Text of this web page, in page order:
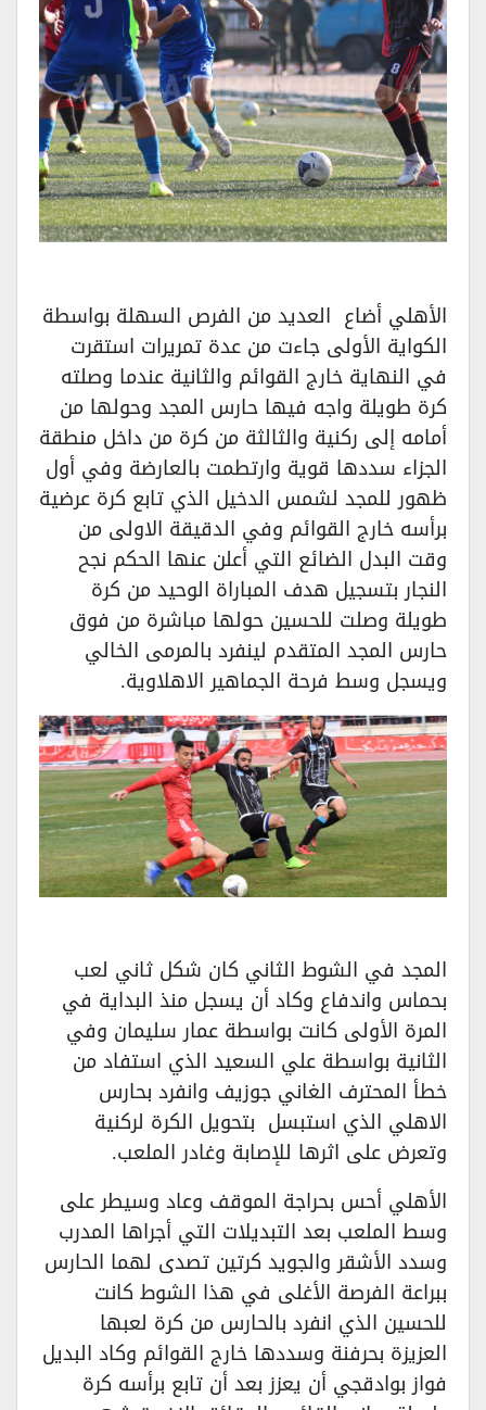
الأهلي أضاع العديد من الفرص السهلة بواسطة
الكواية الأولى جاءت من عدة تمريرات استقرت
في النهاية خارج القوائم والثانية عندما وصلته
كرة طويلة واجه فيها حارس المجد وحولها من
أمامه إلى ركنية والثالثة من كرة من داخل منطقة
الجزاء سددها قوية وارتطمت بالعارضة وفي أول
ظهور للمجد لشمس الدخيل الذي تابع كرة عرضية
برأسه خارج القوائم وفي الدقيقة الاولى من
وقت البدل الضائع التي أعلن عنها الحكم نجح
النجار بتسجيل هدف المباراة الوحيد من كرة
طويلة وصلت للحسين حولها مباشرة من فوق
حارس المجد المتقدم لينفرد بالمرمى الخالي
ويسجل وسط فرحة الجماهير الاهلاوية.
المجد في الشوط الثاني كان شكل ثاني لعب
بحماس واندفاع وكاد أن يسجل منذ البداية في
المرة الأولى كانت بواسطة عمار سليمان وفي
الثانية بواسطة علي السعيد الذي استفاد من
خطأ المحترف الغاني جوزيف وانفرد بحارس
الاهلي الذي استبسل بتحويل الكرة لركنية
وتعرض على اثرها للإصابة وغادر الملعب.
الأهلي أحس بحراجة الموقف وعاد وسيطر على
وسط الملعب بعد التبديلات التي أجراها المدرب
وسدد الأشقر والجويد كرتين تصدى لهما الحارس
ببراعة الفرصة الأغلى في هذا الشوط كانت
للحسين الذي انفرد بالحارس من كرة لعبها
العزيزة بحرفنة وسددها خارج القوائم وكاد البديل
فواز بوادقجي أن يعزز بعد أن تابع برأسه كرة